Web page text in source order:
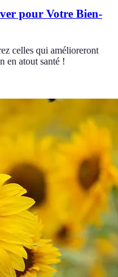
pour Votre Bien-
celles qui amélioreront
en atout santé !